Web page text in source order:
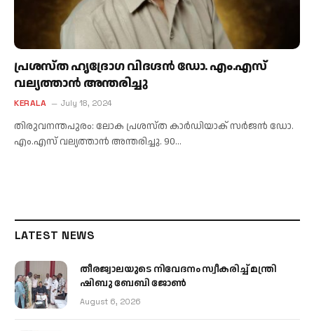
പ്രശസ്ത ​ഹൃദ്രോഗ വിദഗ്ദൻ ഡോ. എം.എസ്
വല്യത്താൻ അന്തരിച്ചു
KERALA July 18, 2024
തിരുവനന്തപുരം: ലോക പ്രശസ്ത ​കാർഡിയാക് സർജൻ ഡോ.
എം.എസ് വല്യത്താൻ അന്തരിച്ചു. 90…
LATEST NEWS
തീരജ്വാലയുടെ നിവേദനം സ്വീകരിച്ച് മന്ത്രി
ഷിബു ബേബി ജോൺ
August 6, 2026